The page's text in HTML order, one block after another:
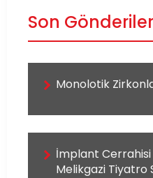
Son Gönderiler
Monolotik
İmplant
Melikgazi Tiyatro